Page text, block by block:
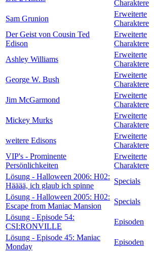
Charaktere
Sam Grunion
Erweiterte
Charaktere
Der Geist von Cousin Ted
Edison
Erweiterte
Charaktere
Ashley Williams
Erweiterte
Charaktere
George W. Bush
Erweiterte
Charaktere
Jim McGarmond
Erweiterte
Charaktere
Mickey Murks
Erweiterte
Charaktere
weitere Edisons
Erweiterte
Charaktere
VIP's - Prominente
Persönlichkeiten
Erweiterte
Charaktere
Lösung - Halloween 2006: H02:
Hääää, ich glaub ich spinne
Specials
Lösung - Halloween 2005: H02:
Escape from Maniac Mansion
Specials
Lösung - Episode 54:
CSI:RONVILLE
Episoden
Lösung - Episode 45: Maniac
Monday
Episoden